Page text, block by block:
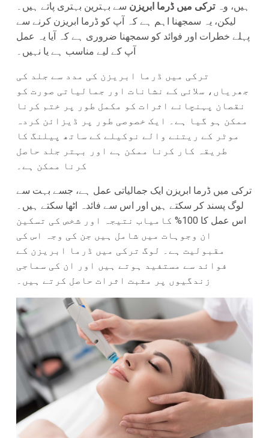
ہیں، وہترکی میں ڈرما ابریزن سے بہترین بہتری پاتے ہیں۔
لیکن، یہ سمجھنا اہم ہے کہ آپ کو ڈرما ابریزن کرنے سے
پہلے خطرات اور فوائد کو سمجھنا ضروری ہے کہ آیا یہ عمل
آپ کے لیے مناسب ہے یا نہیں۔
ترکی میں ڈرما ابریزن کی مدد سے جلد کی
جھریاں، سلائی کے نشانات اور جمالیاتی صورت کو
نقصان پہنچانے اثرات کو مکمل طور پر ختم کرنا
ممکن ہو گیا ہے۔ ایک خصوصی طور پر ڈیزائن کردہ
موٹر کے ریتنے والے نوکیلے کے ساتھ پیلنگ کا
طریقہ کار کرنا ممکن ہے اور بہتر جلد حاصل
کرنا ممکن ہے۔
ترکی میں ڈرما ابریزن ایک جمالیاتی عمل ہے، جسے بہت سے
لوگ پسند کر سکتے ہیں اور اس سے فائدہ اٹھا سکتے ہیں۔
اس عمل کا 100% کامیاب نتیجہ اور شخص کی تسکین
ان وجوہات میں شامل ہیں جن کی وجہ اس کی
مقبولیت ہے۔ لوگ ترکی میں ڈرما ابریزن کے
فوائد سے مستفید ہوتے ہیں اور ان کی سماجی
زندگیوں پر مثبت اثرات حاصل کرتے ہیں۔